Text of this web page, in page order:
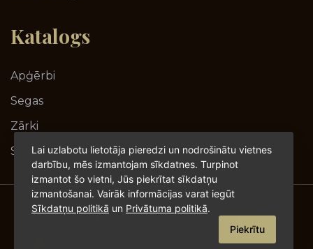
Katalogs
Apģērbi
Segas
Zārki
Sarkofāgi
Privātuma politika Sīkdatņu politika
© Klusums VS 2026. Visas tiesības ir aizsargātas.
Lai uzlabotu lietotāja pieredzi un nodrošinātu vietnes
darbību, mēs izmantojam sīkdatnes. Turpinot
izmantot šo vietni, Jūs piekrītat sīkdatņu
izmantošanai. Vairāk informācijas varat iegūt
Sīkdatņu politikā un Privātuma politikā.
Piekrītu